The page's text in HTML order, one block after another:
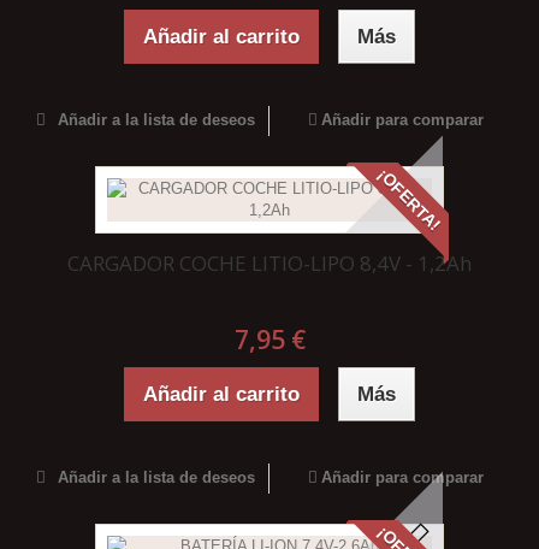
Añadir al carrito Más
Añadir a la lista de deseos Añadir para comparar
¡OFERTA!
CARGADOR COCHE LITIO-LIPO 8,4V - 1,2Ah
7,95 €
Añadir al carrito Más
Añadir a la lista de deseos Añadir para comparar